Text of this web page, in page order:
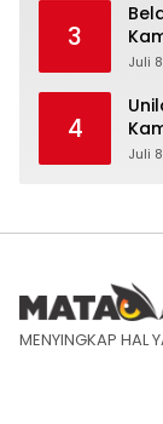
3
Juli
4
Juli
MENYINGKAP HAL